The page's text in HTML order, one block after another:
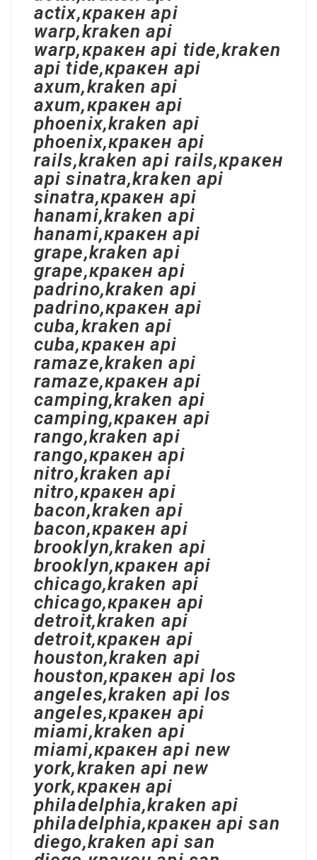
actix,кракен api
warp,kraken api
warp,кракен api tide,kraken
api tide,кракен api
axum,kraken api
axum,кракен api
phoenix,kraken api
phoenix,кракен api
rails,kraken api rails,кракен
api sinatra,kraken api
sinatra,кракен api
hanami,kraken api
hanami,кракен api
grape,kraken api
grape,кракен api
padrino,kraken api
padrino,кракен api
cuba,kraken api
cuba,кракен api
ramaze,kraken api
ramaze,кракен api
camping,kraken api
camping,кракен api
rango,kraken api
rango,кракен api
nitro,kraken api
nitro,кракен api
bacon,kraken api
bacon,кракен api
brooklyn,kraken api
brooklyn,кракен api
chicago,kraken api
chicago,кракен api
detroit,kraken api
detroit,кракен api
houston,kraken api
houston,кракен api los
angeles,kraken api los
angeles,кракен api
miami,kraken api
miami,кракен api new
york,kraken api new
york,кракен api
philadelphia,kraken api
philadelphia,кракен api san
diego,kraken api san